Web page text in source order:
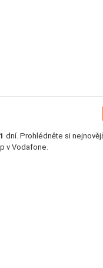
1 dní. Prohlédněte si
v Vodafone.